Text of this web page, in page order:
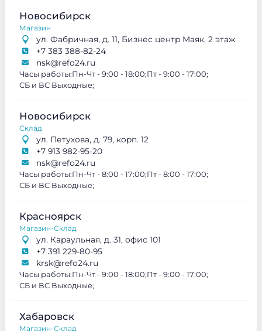
Новосибирск
Магазин
ул. Фабричная, д. 11, Бизнес центр Маяк, 2 этаж
+7 383 388-82-24
nsk@refo24.ru
Часы работы:Пн-Чт - 9:00 - 18:00;Пт - 9:00 - 17:00;
СБ и ВС Выходные;
Новосибирск
Склад
ул. Петухова, д. 79, корп. 12
+7 913 982-95-20
nsk@refo24.ru
Часы работы:Пн-Чт - 8:00 - 17:00;Пт - 8:00 - 17:00;
СБ и ВС Выходные;
Красноярск
Магазин-Склад
ул. Караульная, д. 31, офис 101
+7 391 229-80-95
krsk@refo24.ru
Часы работы:Пн-Чт - 9:00 - 18:00;Пт - 9:00 - 17:00;
СБ и ВС Выходные;
Хабаровск
Магазин-Склад